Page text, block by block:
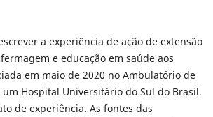
a experiência de ação de extensão
e educação em saúde aos
em maio de 2020 no Ambulatório de
Hospital Universitário do Sul do Brasil.
de experiência. As fontes das